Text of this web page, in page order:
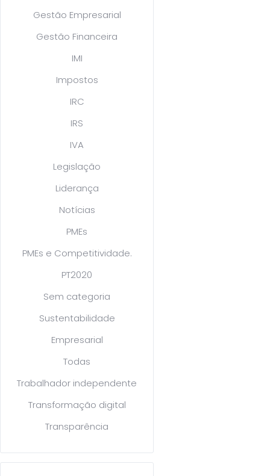
Gestão Empresarial
Gestão Financeira
IMI
Impostos
IRC
IRS
IVA
Legislação
Liderança
Notícias
PMEs
PMEs e Competitividade.
PT2020
Sem categoria
Sustentabilidade
Empresarial
Todas
Trabalhador independente
Transformação digital
Transparência